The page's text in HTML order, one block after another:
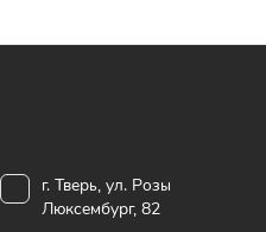
г. Тверь, ул. Розы
Люксембург, 82